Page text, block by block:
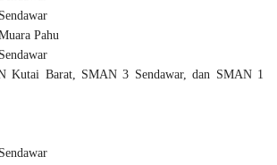
Pahu
Kutai Barat, SMAN 3 Sendawar, dan SMAN 1